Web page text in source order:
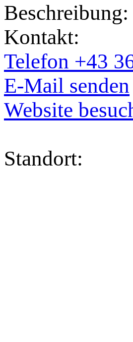
Beschreibung:
Kontakt:
Telefon +43
E-Mail senden
Website
Standort: